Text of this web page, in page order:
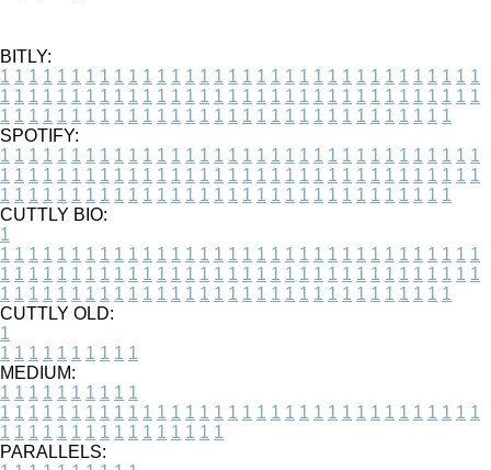
BITLY:
1 1 1 1 1 1 1 1 1 1 1 1 1 1 1 1 1 1 1 1 1 1 1 1 1 1 1 1 1 1 1 1 1 1
1 1 1 1 1 1 1 1 1 1 1 1 1 1 1 1 1 1 1 1 1 1 1 1 1 1 1 1 1 1 1 1 1 1
1 1 1 1 1 1 1 1 1 1 1 1 1 1 1 1 1 1 1 1 1 1 1 1 1 1 1 1 1 1 1 1
SPOTIFY:
1 1 1 1 1 1 1 1 1 1 1 1 1 1 1 1 1 1 1 1 1 1 1 1 1 1 1 1 1 1 1 1 1 1
1 1 1 1 1 1 1 1 1 1 1 1 1 1 1 1 1 1 1 1 1 1 1 1 1 1 1 1 1 1 1 1 1 1
1 1 1 1 1 1 1 1 1 1 1 1 1 1 1 1 1 1 1 1 1 1 1 1 1 1 1 1 1 1 1 1
CUTTLY BIO:
1
1 1 1 1 1 1 1 1 1 1 1 1 1 1 1 1 1 1 1 1 1 1 1 1 1 1 1 1 1 1 1 1 1 1
1 1 1 1 1 1 1 1 1 1 1 1 1 1 1 1 1 1 1 1 1 1 1 1 1 1 1 1 1 1 1 1 1 1
1 1 1 1 1 1 1 1 1 1 1 1 1 1 1 1 1 1 1 1 1 1 1 1 1 1 1 1 1 1 1 1
CUTTLY OLD:
1
1 1 1 1 1 1 1 1 1 1
MEDIUM:
1 1 1 1 1 1 1 1 1 1
1 1 1 1 1 1 1 1 1 1 1 1 1 1 1 1 1 1 1 1 1 1 1 1 1 1 1 1 1 1 1 1 1 1
1 1 1 1 1 1 1 1 1 1 1 1 1 1 1 1
PARALLELS: